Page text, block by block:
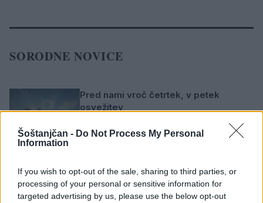
Šoštanjčan - Do Not Process My Personal
Information
If you wish to opt-out of the sale, sharing to third parties, or
processing of your personal or sensitive information for
targeted advertising by us, please use the below opt-out
SORODNE NOVICE
Pred nami vroč četrtek, v petek
osvežitev
vozil se zaključuje
5. avgust 2026